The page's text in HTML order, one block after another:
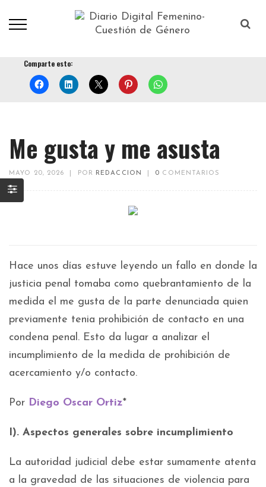
Comparte esto:
Me gusta y me asusta
MAYO 20, 2026 POR REDACCION 0 COMENTARIOS
Hace unos días estuve leyendo un fallo en donde la
justicia penal tomaba como quebrantamiento de la
medida el me gusta de la parte denunciada quien
previamente tenia prohibición de contacto en una
condena penal. Esto da lugar a analizar el
incumplimiento de la medida de prohibición de
acercamiento y/o contacto.
Por Diego Oscar Ortiz*
I). Aspectos generales sobre incumplimiento
La autoridad judicial debe estar sumamente atenta
a la gravedad de las situaciones de violencia para